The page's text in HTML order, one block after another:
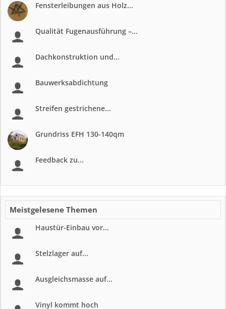
Fensterleibungen aus Holz...
Qualität Fugenausführung –...
Dachkonstruktion und...
Bauwerksabdichtung
Streifen gestrichene...
Grundriss EFH 130-140qm
Feedback zu...
Meistgelesene Themen
Haustür-Einbau vor...
Stelzlager auf...
Ausgleichsmasse auf...
Vinyl kommt hoch